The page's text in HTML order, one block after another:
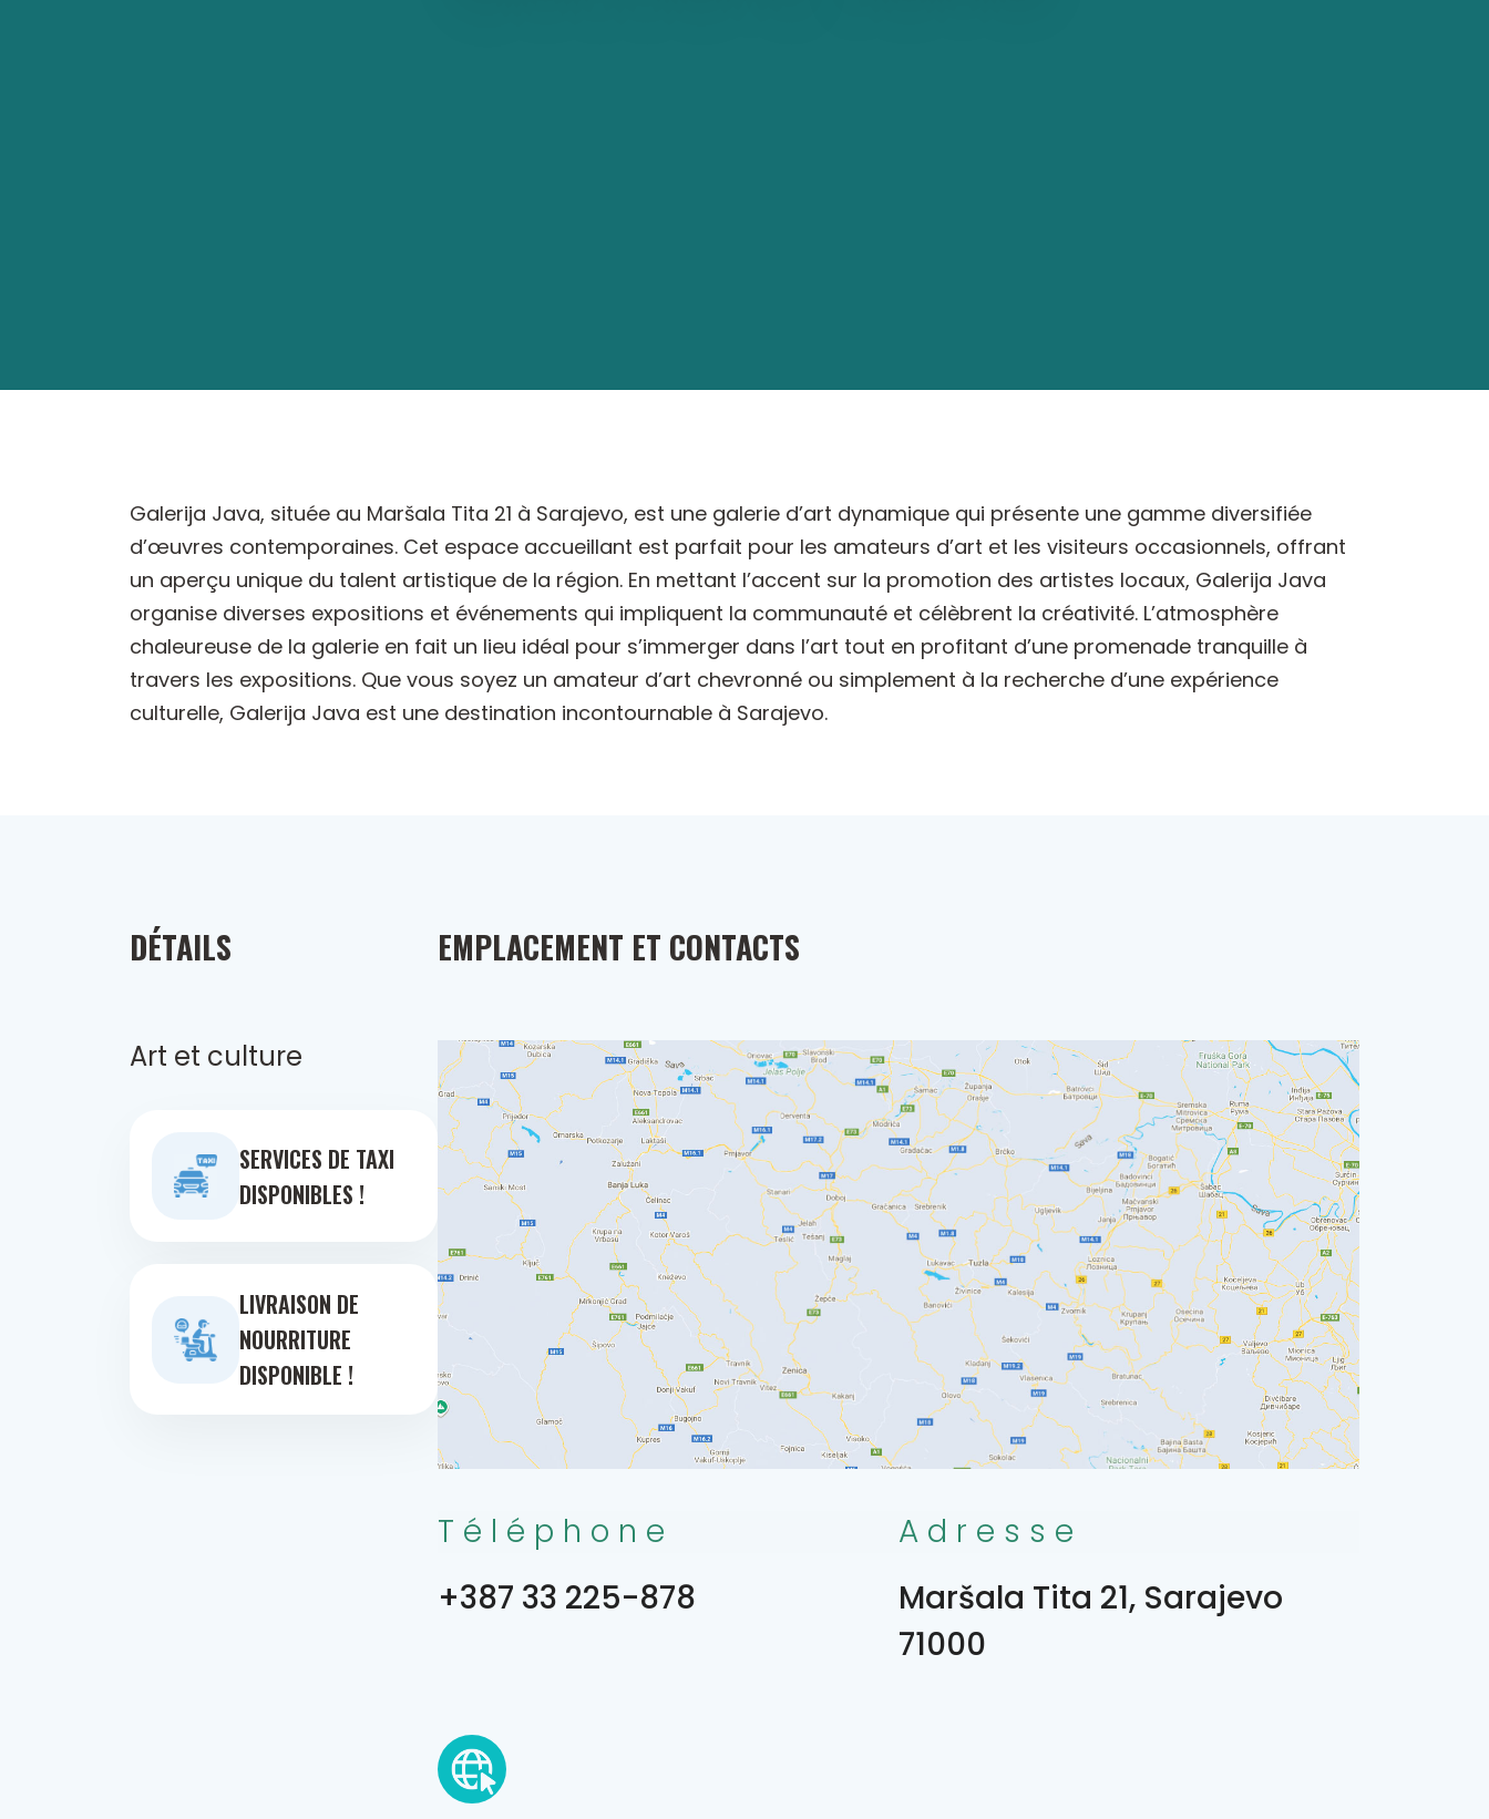
Galerija Java, située au Maršala Tita 21 à Sarajevo, est une galerie d’art dynamique qui présente une gamme diversifiée
d’œuvres contemporaines. Cet espace accueillant est parfait pour les amateurs d’art et les visiteurs occasionnels, offrant
un aperçu unique du talent artistique de la région. En mettant l’accent sur la promotion des artistes locaux, Galerija Java
organise diverses expositions et événements qui impliquent la communauté et célèbrent la créativité. L’atmosphère
chaleureuse de la galerie en fait un lieu idéal pour s’immerger dans l’art tout en profitant d’une promenade tranquille à
travers les expositions. Que vous soyez un amateur d’art chevronné ou simplement à la recherche d’une expérience
culturelle, Galerija Java est une destination incontournable à Sarajevo.
DÉTAILS
Art et culture
SERVICES DE TAXI
DISPONIBLES !
LIVRAISON DE
NOURRITURE
DISPONIBLE !
EMPLACEMENT ET CONTACTS
Téléphone
+387 33 225-878
Adresse
Maršala Tita 21, Sarajevo
71000